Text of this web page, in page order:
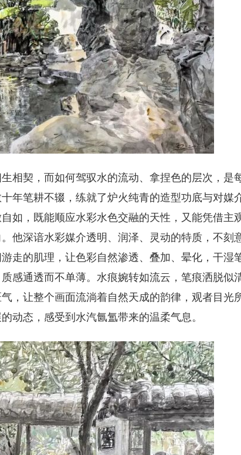
相契，而如何驾驭水的流动、拿捏色的层次，是
年笔耕不辍，练就了炉火纯青的造型功底与对媒
如，既能顺应水彩水色交融的天性，又能凭借主
他深谙水彩媒介透明、润泽、灵动的特质，不刻
走的肌理，让色彩自然渗透、叠加、晕化，干湿
感通透而不单薄。水痕婉转如流云，笔痕洒脱似
，让整个画面流淌着自然天成的韵律，观者目光
动态，感受到水汽氤氲带来的温柔气息。